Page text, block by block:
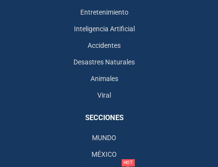
Entretenimiento
Inteligencia Artificial
Accidentes
Desastres Naturales
Animales
Viral
SECCIONES
MUNDO
MÉXICO
HOT